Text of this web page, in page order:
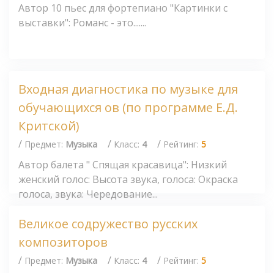
Автор 10 пьес для фортепиано "Картинки с
выставки": Романс - это.......
Входная диагностика по музыке для
обучающихся ов (по программе Е.Д.
Критской)
/ Предмет: Музыка / Класс: 4 / Рейтинг: 5
Автор балета " Спящая красавица": Низкий
женский голос: Высота звука, голоса: Окраска
голоса, звука: Чередование...
Великое содружество русских
композиторов
/ Предмет: Музыка / Класс: 4 / Рейтинг: 5